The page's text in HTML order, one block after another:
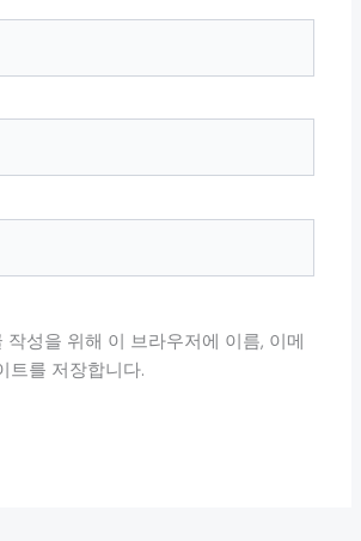
작성을 위해 이 브라우저에 이름, 이메
트를 저장합니다.